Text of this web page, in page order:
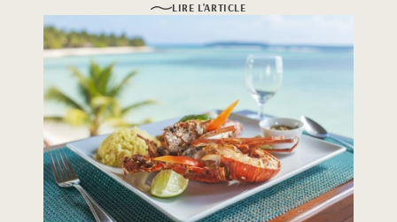
découverte authentique de l’archipel.
LIRE L'ARTICLE